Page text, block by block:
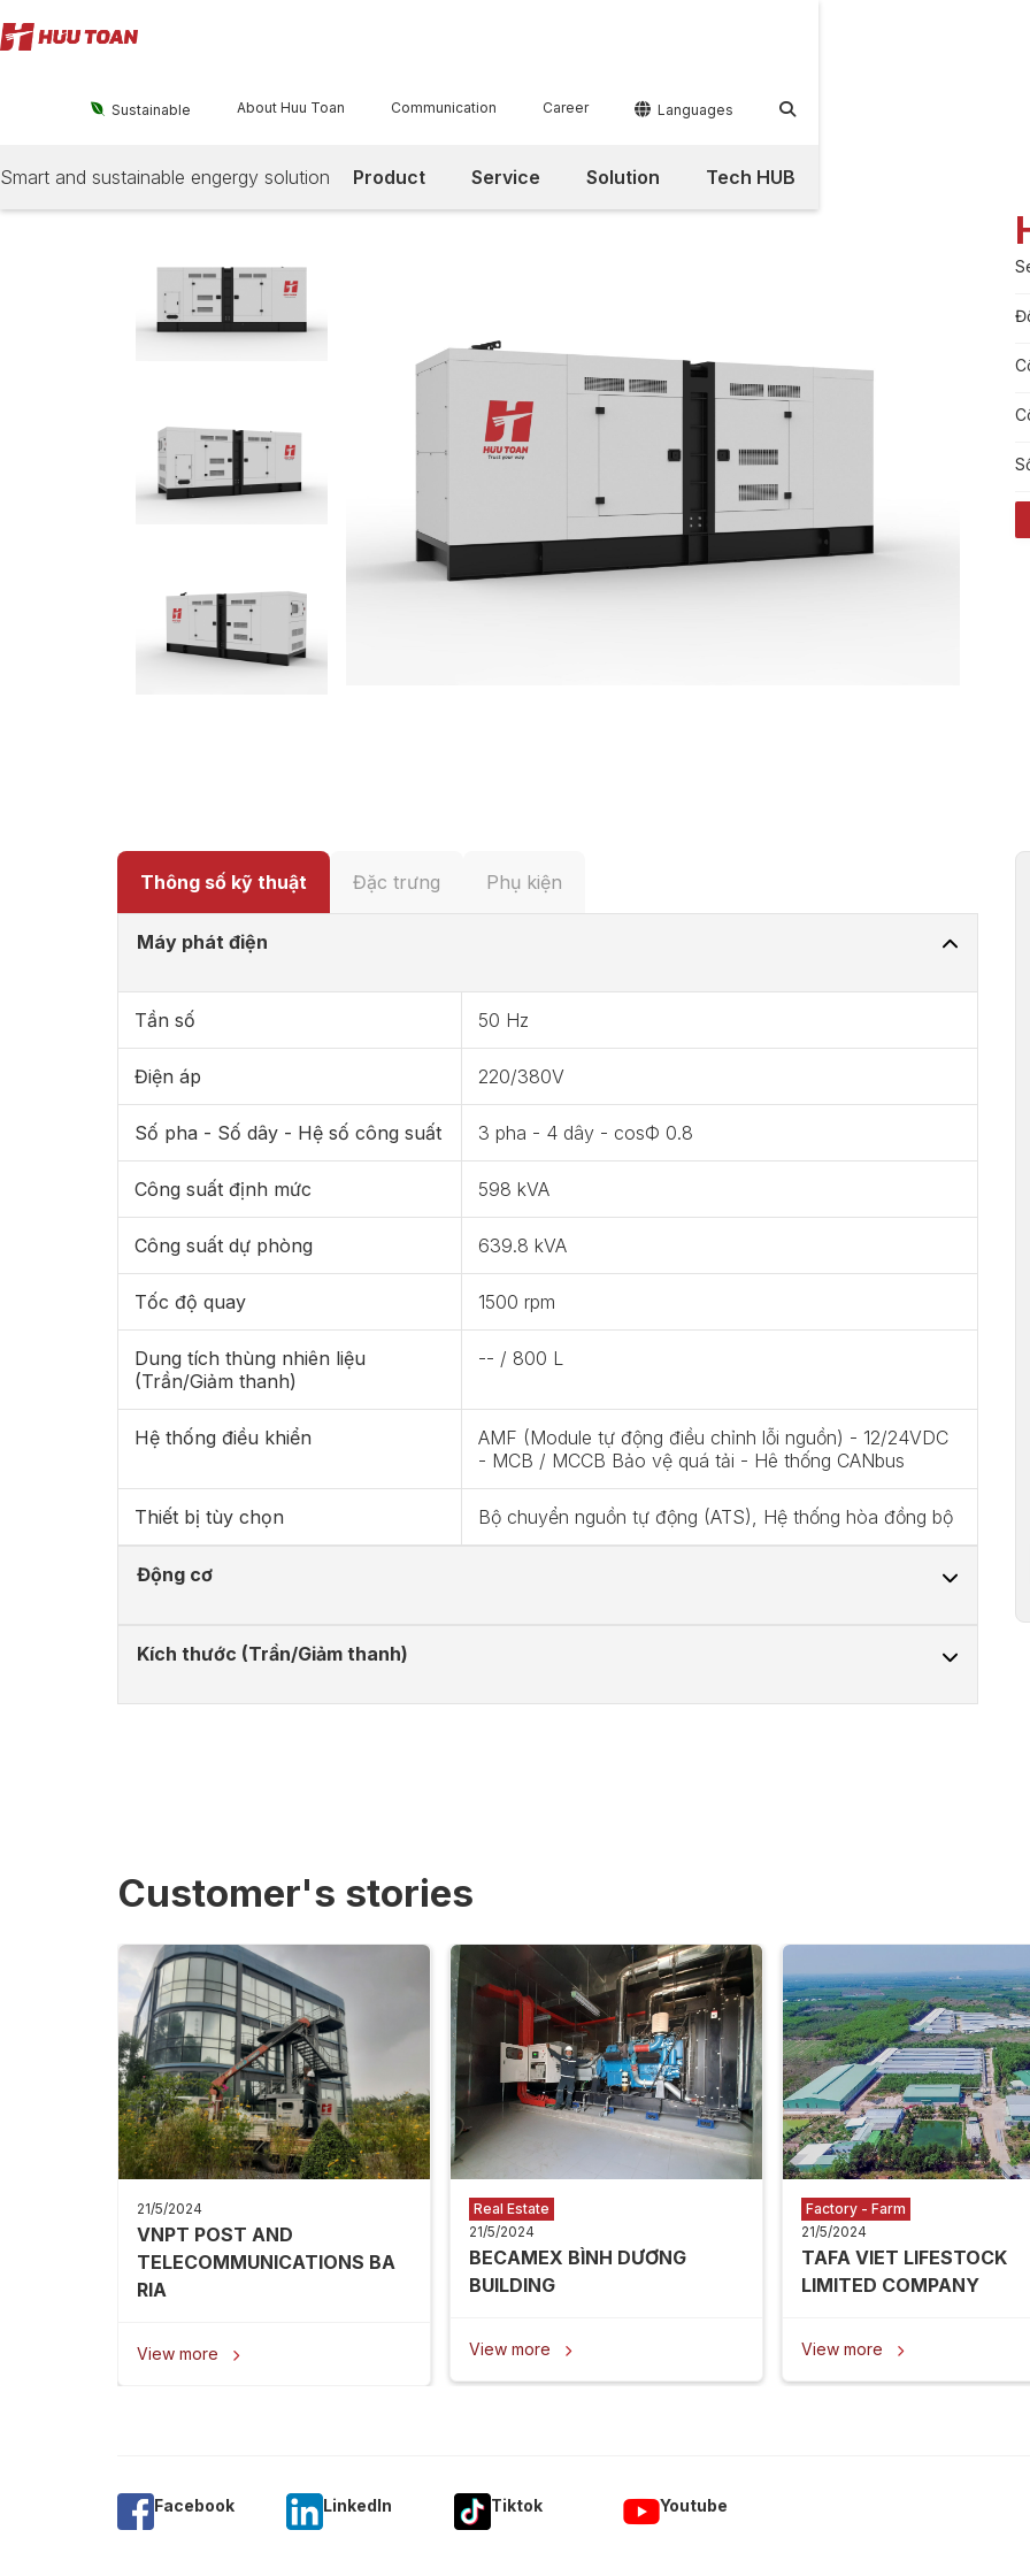
 Sustainable About Huu Toan Communication Career  Languages 
Product Service Solution Tech HUB
Smart and sustainable engergy solution
Thông số kỹ thuật Đặc trưng Phụ kiện
Máy phát điện
Tần số 50 Hz
Điện áp 220/380V
Số pha - Số dây - Hệ số công suất 3 pha - 4 dây - cosФ 0.8
Công suất định mức 598 kVA
Công suất dự phòng 639.8 kVA
Tốc độ quay 1500 rpm
Dung tích thùng nhiên liệu
(Trần/Giảm thanh)
-- / 800 L
Hệ thống điều khiển
AMF (Module tự động điều chỉnh lỗi nguồn) - 12/24VDC
- MCB / MCCB Bảo vệ quá tải - Hê thống CANbus
Thiết bị tùy chọn Bộ chuyển nguồn tự động (ATS), Hệ thống hòa đồng bộ
Động cơ
Kích thước (Trần/Giảm thanh)
Customer's stories
21/5/2024
VNPT POST AND
TELECOMMUNICATIONS BA
RIA
View more 
Real Estate
21/5/2024
BECAMEX BÌNH DƯƠNG
BUILDING
View more 
Factory - Farm
21/5/2024
TAFA VIET LIFESTOCK
LIMITED COMPANY
View more 
Facebook Linkedln Tiktok Youtube